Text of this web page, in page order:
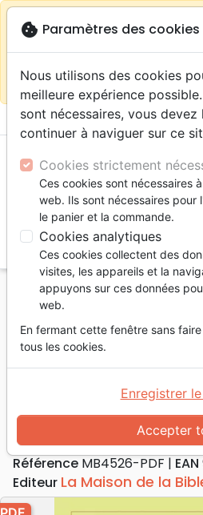
warningSelon votre
localisation (États-
sur la boutique La Maison de
menu
Accueil Livres
cahiers de culture biblique,
Introduction à
Collection: cahiers de
n°8 - Pdf
Auteur : Hugh E. Alexander
Référence MB4526-PDF EAN
Editeur La Maison de la
cookie Paramètres des cookies
Nous utilisons des cookies
meilleure expérience
sont nécessaires, vous
continuer à naviguer sur ce
Cookies strictement
Ces cookies sont nécessaires
web. Ils sont nécessaires
le panier et la commande.
Cookies analytiques
Ces cookies collectent des
visites, les appareils et la
appuyons sur ces données
web.
En fermant cette fenêtre sans
tous les cookies.
Accepter
Enregistrer